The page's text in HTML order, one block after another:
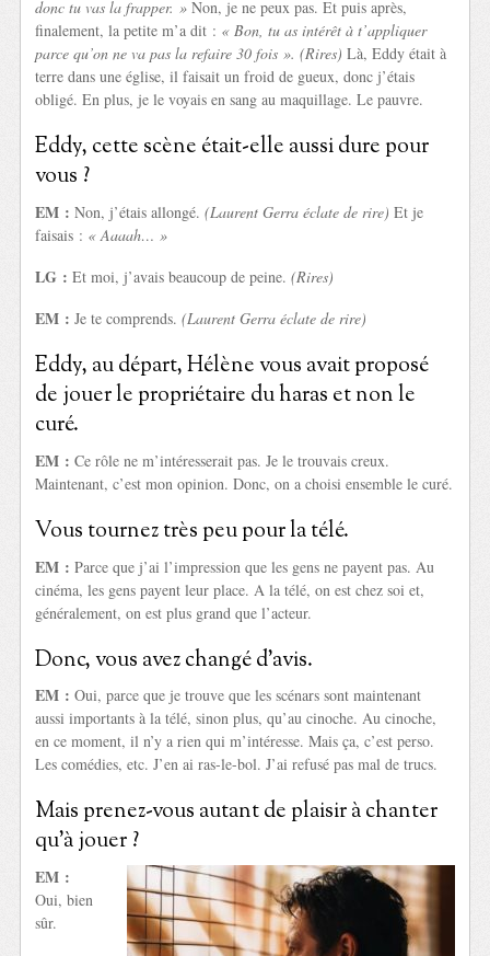
donc tu vas la frapper. » Non, je ne peux pas. Et puis après,
finalement, la petite m’a dit : « Bon, tu as intérêt à t’appliquer
parce qu’on ne va pas la refaire 30 fois ». (Rires) Là, Eddy était à
terre dans une église, il faisait un froid de gueux, donc j’étais
obligé. En plus, je le voyais en sang au maquillage. Le pauvre.
Eddy, cette scène était-elle aussi dure pour
vous ?
EM : Non, j’étais allongé.(Laurent Gerra éclate de rire) Et je
faisais : « Aaaah… »
LG : Et moi, j’avais beaucoup de peine.(Rires)
EM : Je te comprends.(Laurent Gerra éclate de rire)
Eddy, au départ, Hélène vous avait proposé
de jouer le propriétaire du haras et non le
curé.
EM : Ce rôle ne m’intéresserait pas. Je le trouvais creux.
Maintenant, c’est mon opinion. Donc, on a choisi ensemble le curé.
Vous tournez très peu pour la télé.
EM : Parce que j’ai l’impression que les gens ne payent pas. Au
cinéma, les gens payent leur place. A la télé, on est chez soi et,
généralement, on est plus grand que l’acteur.
Donc, vous avez changé d’avis.
EM : Oui, parce que je trouve que les scénars sont maintenant
aussi importants à la télé, sinon plus, qu’au cinoche. Au cinoche,
en ce moment, il n’y a rien qui m’intéresse. Mais ça, c’est perso.
Les comédies, etc. J’en ai ras-le-bol. J’ai refusé pas mal de trucs.
Mais prenez-vous autant de plaisir à chanter
qu’à jouer ?
EM :
Oui, bien
sûr.